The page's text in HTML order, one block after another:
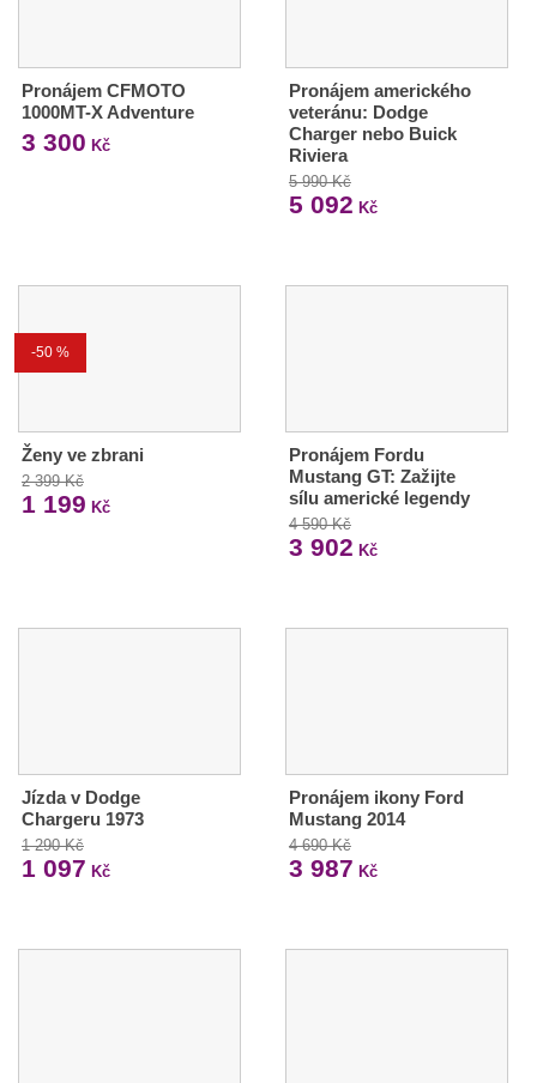
Pronájem CFMOTO
1000MT-X Adventure
3 300 Kč
Pronájem amerického
veteránu: Dodge
Charger nebo Buick
Riviera
5 990 Kč
5 092 Kč
-50 %
Ženy ve zbrani
2 399 Kč
1 199 Kč
Pronájem Fordu
Mustang GT: Zažijte
sílu americké legendy
4 590 Kč
3 902 Kč
Jízda v Dodge
Chargeru 1973
1 290 Kč
1 097 Kč
Pronájem ikony Ford
Mustang 2014
4 690 Kč
3 987 Kč